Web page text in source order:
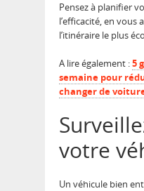
Pensez à planifier
l’efficacité, en vous
l’itinéraire le plus
A lire également :5
semaine pour
changer de
votre
Un véhicule bien